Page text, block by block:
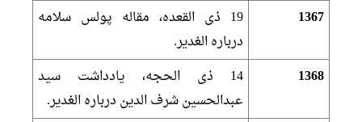
1367
19 ذى القعده، مقاله پولس سلامه
درباره الغدير.
1368
14 ذى الحجه، يادداشت سيد
عبدالحسين شرف الدين درباره الغدير.